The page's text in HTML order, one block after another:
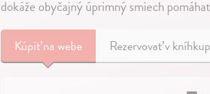
dokáže obyčajný úprimný smiech
Kúpiťna webe Rezervovať v